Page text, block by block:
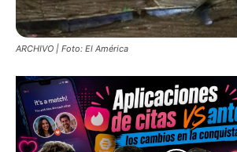
ARCHIVO | Foto: El América